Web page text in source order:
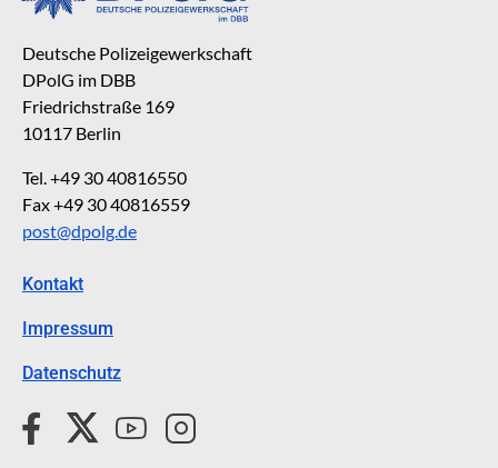
Deutsche Polizeigewerkschaft
DPolG im DBB
Friedrichstraße 169
10117 Berlin
Tel. +49 30 40816550
Fax +49 30 40816559
post@dpolg.de
Kontakt
Impressum
Datenschutz